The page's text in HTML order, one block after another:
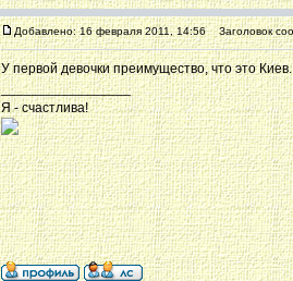
Добавлено: 16 февраля 2011, 14:56 Заголовок
У первой девочки преимущество, что это
_________________
Я - счастлива!